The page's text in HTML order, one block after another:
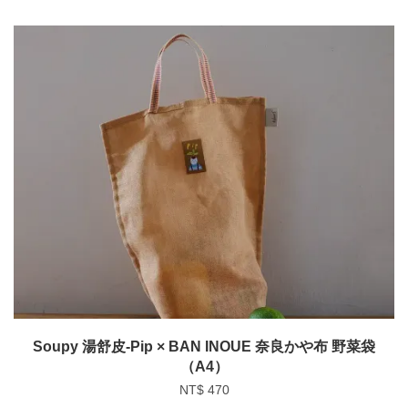
Soupy 湯舒皮-Pip × BAN INOUE 奈良かや布 野菜袋
（A4）
NT$ 470